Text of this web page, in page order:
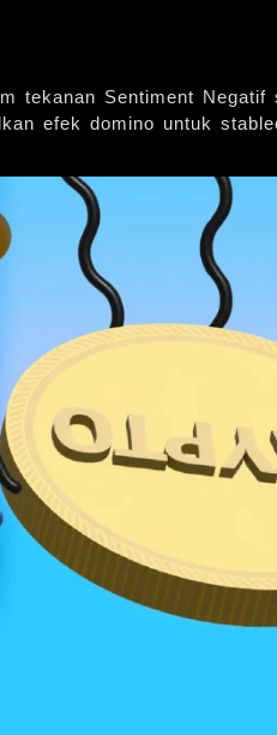
tekanan Sentiment
efek domino untuk